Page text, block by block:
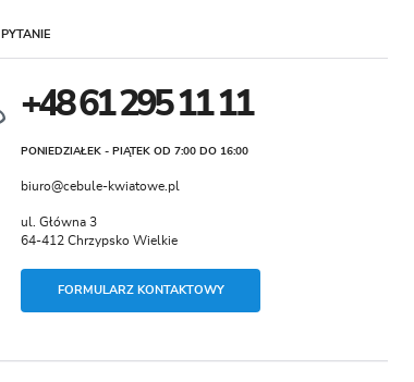
+48 61 295 11 11
PONIEDZIAŁEK - PIĄTEK OD 7:00 DO 16:00
biuro@cebule-kwiatowe.pl
ul. Główna 3
64-412 Chrzypsko Wielkie
FORMULARZ KONTAKTOWY